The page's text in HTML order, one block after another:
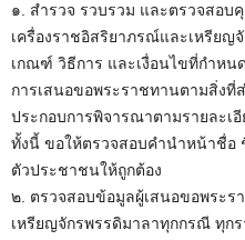
๑. สำรวจ รวบรวม และตรวจสอ
เครื่องราชอิสริยาภรณ์และเหรียญ
เกณฑ์ วิธีการ และเงื่อนไขที่กำห
การเสนอขอพระราชทานตามสิ่งที่
ประกอบการพิจารณาตามรายละเ
ทั้งนี้ ขอให้ตรวจสอบคำนำหน้าชื่อ
ตัวประชาชนให้ถูกต้อง
๒. ตรวจสอบข้อมูลผู้เสนอขอพระร
เหรียญจักรพรรดิมาลาทุกกรณี ทุก